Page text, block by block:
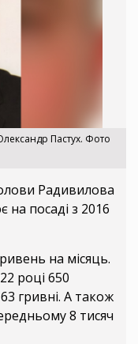
Пастух. Фото
Радивилова
на посаді з 2016
на місяць.
році 650
гривні. А також
8 тисяч